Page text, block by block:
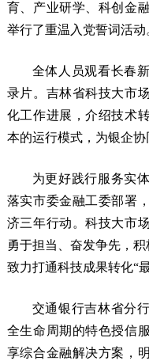
育、产业研学、科创金
举行了重温入党誓词活动
全体人员观看长春
录片。吉林省科技大市
化工作进展，介绍技术
本的运行模式，为银企协
为更好践行服务实
落实市委金融工委部署
济三年行动。科技大市
勇于担当、奋发争先，积
致力打通科技成果转化“
交通银行吉林省分
全生命周期的特色授信
享综合金融解决方案，